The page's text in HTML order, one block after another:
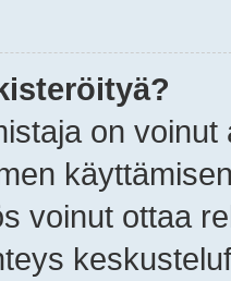
on
voinut ottaa